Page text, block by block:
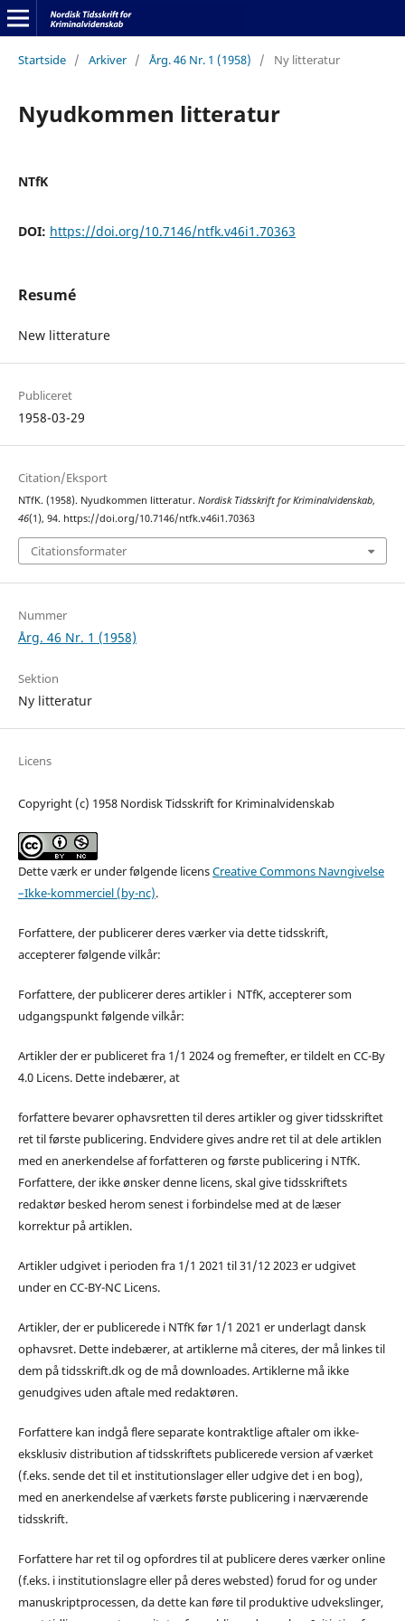
Startside / Arkiver / Årg. 46 Nr. 1 (1958) / Ny litteratur
Nyudkommen litteratur
NTfK
DOI: https://doi.org/10.7146/ntfk.v46i1.70363
Resumé
New litterature
Publiceret
1958-03-29
Citation/Eksport
NTfK. (1958). Nyudkommen litteratur. Nordisk Tidsskrift for Kriminalvidenskab,
46(1), 94. https://doi.org/10.7146/ntfk.v46i1.70363
Citationsformater
Nummer
Årg. 46 Nr. 1 (1958)
Sektion
Ny litteratur
Licens
Copyright (c) 1958 Nordisk Tidsskrift for Kriminalvidenskab
Dette værk er under følgende licensCreative Commons Navngivelse
–Ikke-kommerciel (by-nc).
Forfattere, der publicerer deres værker via dette tidsskrift,
accepterer følgende vilkår:
Forfattere, der publicerer deres artikler i NTfK, accepterer som
udgangspunkt følgende vilkår:
Artikler der er publiceret fra 1/1 2024 og fremefter, er tildelt en CC-By
4.0 Licens. Dette indebærer, at
forfattere bevarer ophavsretten til deres artikler og giver tidsskriftet
ret til første publicering. Endvidere gives andre ret til at dele artiklen
med en anerkendelse af forfatteren og første publicering i NTfK.
Forfattere, der ikke ønsker denne licens, skal give tidsskriftets
redaktør besked herom senest i forbindelse med at de læser
korrektur på artiklen.
Artikler udgivet i perioden fra 1/1 2021 til 31/12 2023 er udgivet
under en CC-BY-NC Licens.
Artikler, der er publicerede i NTfK før 1/1 2021 er underlagt dansk
ophavsret. Dette indebærer, at artiklerne må citeres, der må linkes til
dem på tidsskrift.dk og de må downloades. Artiklerne må ikke
genudgives uden aftale med redaktøren.
Forfattere kan indgå flere separate kontraktlige aftaler om ikke-
eksklusiv distribution af tidsskriftets publicerede version af værket
(f.eks. sende det til et institutionslager eller udgive det i en bog),
med en anerkendelse af værkets første publicering i nærværende
tidsskrift.
Forfattere har ret til og opfordres til at publicere deres værker online
(f.eks. i institutionslagre eller på deres websted) forud for og under
manuskriptprocessen, da dette kan føre til produktive udvekslinger,